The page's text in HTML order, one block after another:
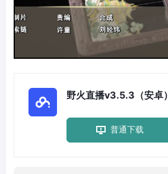
野火直播v3.5.3（安卓）
普通下载